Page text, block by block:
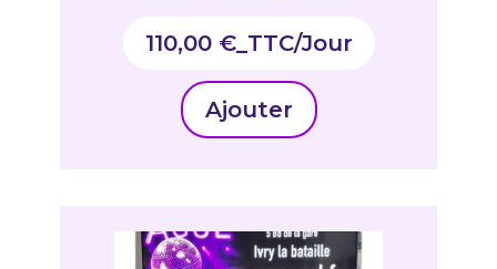
110,00 €_TTC
Ajouter